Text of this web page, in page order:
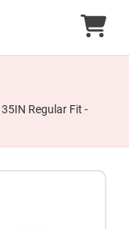
Regular Fit -